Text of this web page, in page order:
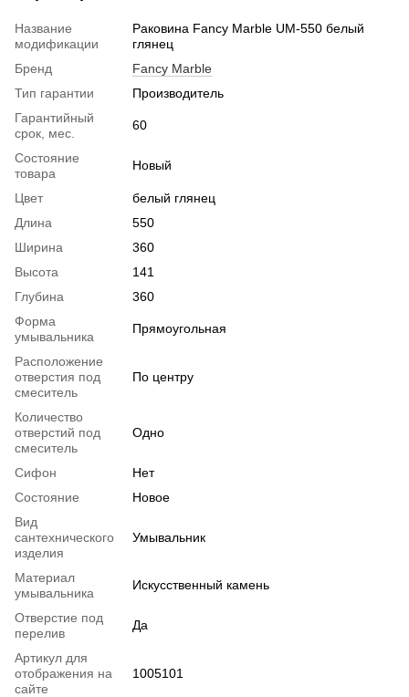
Название
модификации
Раковина Fancy Marble UM-550 белый
глянец
Бренд
Fancy Marble
Тип гарантии
Производитель
Гарантийный
срок, мес.
60
Состояние
товара
Новый
Цвет
белый глянец
Длина
550
Ширина
360
Высота
141
Глубина
360
Форма
умывальника
Прямоугольная
Расположение
отверстия под
смеситель
По центру
Количество
отверстий под
смеситель
Одно
Сифон
Нет
Состояние
Новое
Вид
сантехнического
изделия
Умывальник
Материал
умывальника
Искусственный камень
Отверстие под
перелив
Да
Артикул для
отображения на
сайте
1005101